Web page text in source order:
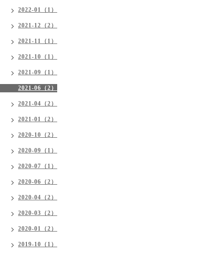
2022-01（1）
2021-12（2）
2021-11（1）
2021-10（1）
2021-09（1）
2021-06（2）
2021-04（2）
2021-01（2）
2020-10（2）
2020-09（1）
2020-07（1）
2020-06（2）
2020-04（2）
2020-03（2）
2020-01（2）
2019-10（1）